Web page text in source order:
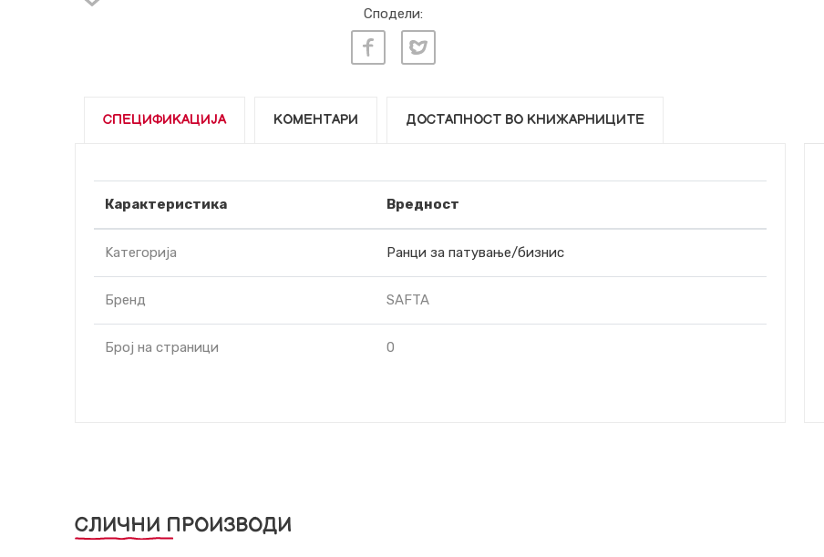
Сподели:
СПЕЦИФИКАЦИЈА КОМЕНТАРИ ДОСТАПНОСТ ВО КНИЖАРНИЦИТЕ
Карактеристика Вредност
Kатегорија Ранци за патување/бизнис
Бренд SAFTA
Број на страници 0
СЛИЧНИ ПРОИЗВОДИ